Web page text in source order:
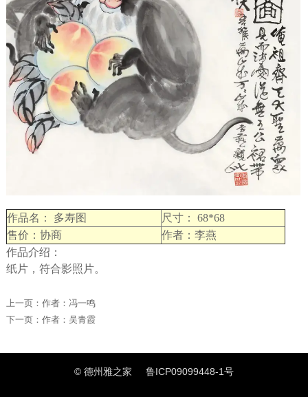
作品名： 多寿图
尺寸： 68*68
售价：协商
作者：李燕
作品介绍：
纸片，符合影照片。
上一页： 作者：冯一鸣
下一页： 作者：吴青霞
© 德州雅之家 鲁ICP09099448-1号